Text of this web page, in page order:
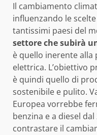
Il cambiamento
influenzando le
tantissimi paesi del
settore che subirà
è quello inerente
elettrica. L’obiettivo
è quindi quello di
sostenibile e pulito.
Europea vorrebbe
benzina e a diesel
contrastare il